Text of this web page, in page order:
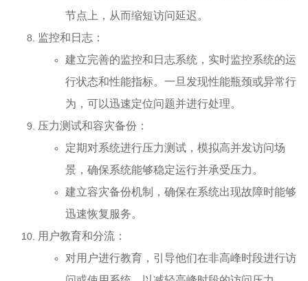
节点上，从而缩短访问延迟。
监控和日志：
建立完善的监控和日志系统，实时监控系统的运
行状态和性能指标。一旦发现性能瓶颈或异常行
为，可以迅速定位问题并进行处理。
压力测试和容灾备份：
定期对系统进行压力测试，模拟高并发访问场
景，确保系统能够稳定运行并承受压力。
建立容灾备份机制，确保在系统出现故障时能够
迅速恢复服务。
用户教育和分流：
对用户进行教育，引导他们在非高峰时段进行访